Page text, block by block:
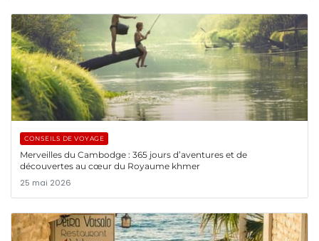
CONSEILS DE VOYAGE
Merveilles du Cambodge : 365 jours d’aventures et de
découvertes au cœur du Royaume khmer
25 mai 2026